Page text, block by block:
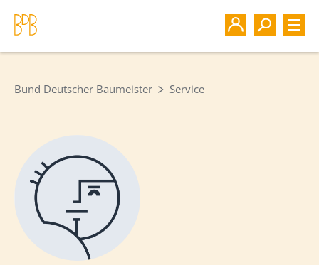
Bund Deutscher Baumeister Service